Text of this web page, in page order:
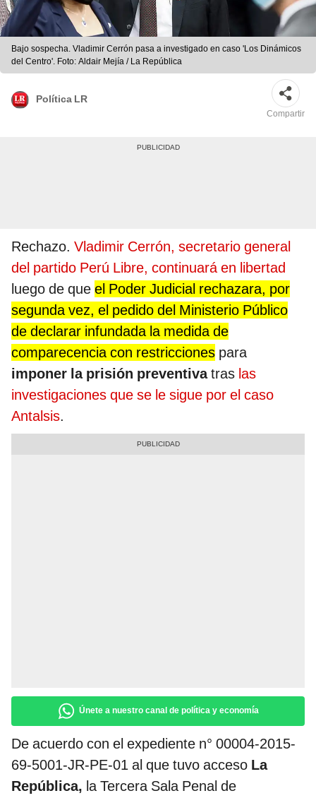
Bajo sospecha. Vladimir Cerrón pasa a investigado en caso 'Los Dinámicos
del Centro'. Foto: Aldair Mejía / La República
Política LR
Compartir
Rechazo. Vladimir Cerrón, secretario general
del partido Perú Libre, continuará en libertad
luego de que el Poder Judicial rechazara, por
segunda vez, el pedido del Ministerio Público
de declarar infundada la medida de
comparecencia con restricciones para
imponer la prisión preventivatras las
investigaciones que se le sigue por el caso
Antalsis.
Únete a nuestro canal de política y economía
De acuerdo con el expediente n° 00004-2015-
69-5001-JR-PE-01 al que tuvo acceso La
República, la Tercera Sala Penal de